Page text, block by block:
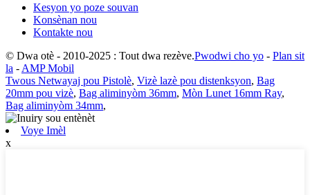
Kesyon yo poze souvan
Konsènan nou
Kontakte nou
© Dwa otè - 2010-2025 : Tout dwa rezève.Pwodwi cho yo - Plan sit
la - AMP Mobil
Twous Netwayaj pou Pistolè, Vizè lazè pou distenksyon, Bag
20mm pou vizè, Bag aliminyòm 36mm, Mòn Lunet 16mm Ray,
Bag aliminyòm 34mm,
Voye Imèl
x